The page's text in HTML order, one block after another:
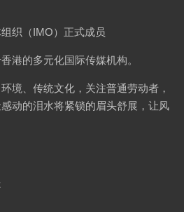
织（IMO）正式成员
港的多元化国际传媒机构。
境、传统文化，关注普通劳动者，
动的泪水将紧锁的眉头舒展，让风